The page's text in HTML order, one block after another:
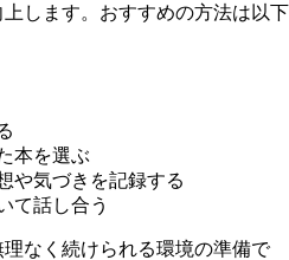
します。おすすめの方法は以下
本を選ぶ
や気づきを記録する
て話し合う
なく続けられる環境の準備で